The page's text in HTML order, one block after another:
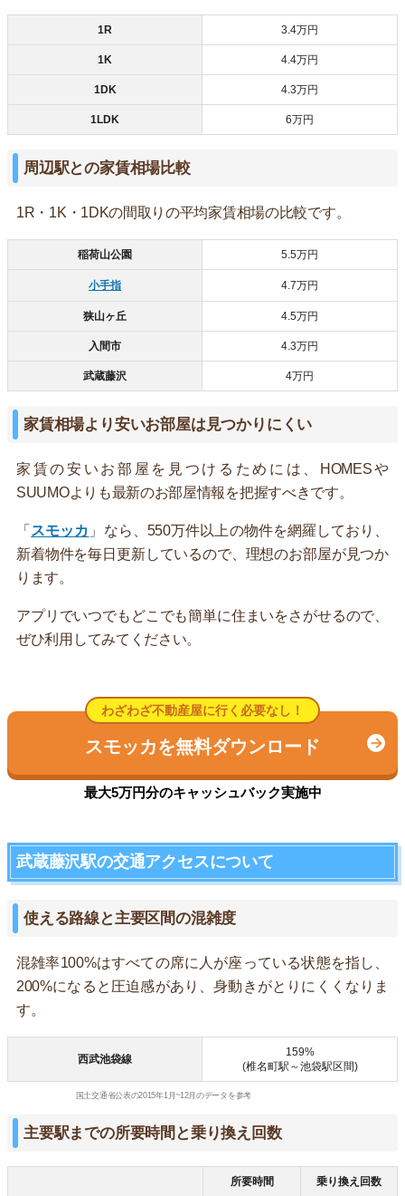
1R 3.4万円
1K 4.4万円
1DK 4.3万円
1LDK 6万円
周辺駅との家賃相場比較
1R・1K・1DKの間取りの平均家賃相場の比較です。
稲荷山公園 5.5万円
小手指 4.7万円
狭山ヶ丘 4.5万円
入間市 4.3万円
武蔵藤沢 4万円
家賃相場より安いお部屋は見つかりにくい
家賃の安いお部屋を見つけるためには、HOMESや
SUUMOよりも最新のお部屋情報を把握すべきです。
「 スモッカ 」なら、550万件以上の物件を網羅しており、
新着物件を毎日更新しているので、理想のお部屋が見つか
ります。
アプリでいつでもどこでも簡単に住まいをさがせるので、
ぜひ利用してみてください。
わざわざ不動産屋に行く必要なし！
スモッカを無料ダウンロード
最大5万円分のキャッシュバック実施中
武蔵藤沢駅の交通アクセスについて
使える路線と主要区間の混雑度
混雑率100%はすべての席に人が座っている状態を指し、
200%になると圧迫感があり、身動きがとりにくくなりま
す。
西武池袋線
159%
(椎名町駅～池袋駅区間)
国土交通省公表の2015年1月~12月のデータを参考
主要駅までの所要時間と乗り換え回数
所要時間 乗り換え回数